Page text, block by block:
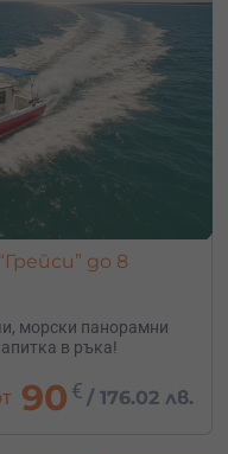
до 8
морски панорамни
в ръка!
90 € / 176.02 лв.